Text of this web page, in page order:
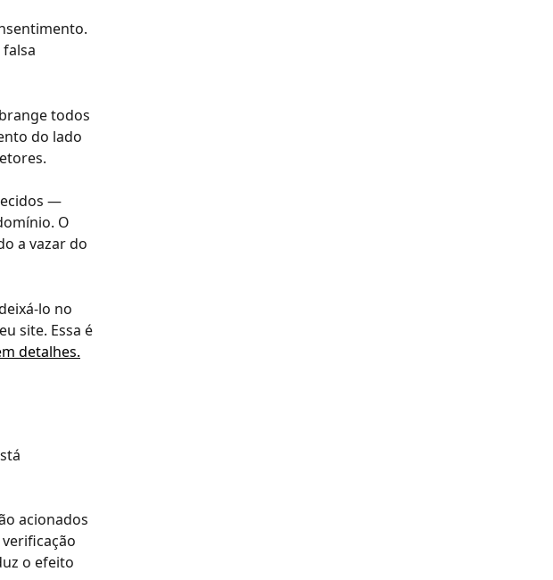
todos
do lado
—
O
a vazar do
lo no
site. Essa é
detalhes.
acionados
o efeito